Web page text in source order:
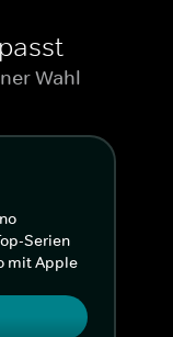
Wahl
Serien
mit Apple